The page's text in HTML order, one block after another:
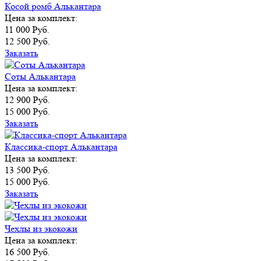
Косой ромб Алькантара
Цена за комплект:
11 000 Руб.
12 500 Руб.
Заказать
Соты Алькантара
Цена за комплект:
12 900 Руб.
15 000 Руб.
Заказать
Классика-спорт Алькантара
Цена за комплект:
13 500 Руб.
15 000 Руб.
Заказать
Чехлы из экокожи
Цена за комплект:
16 500 Руб.